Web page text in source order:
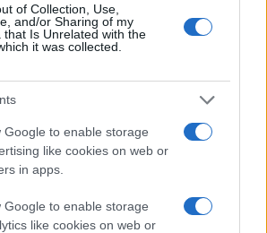
of Collection, Use,
and/or Sharing of my
that Is Unrelated with the
it was collected.
Google to enable storage
like cookies on web or
in apps.
Google to enable storage
like cookies on web or
διαφωνεί μαζί μας
σάντουιτς